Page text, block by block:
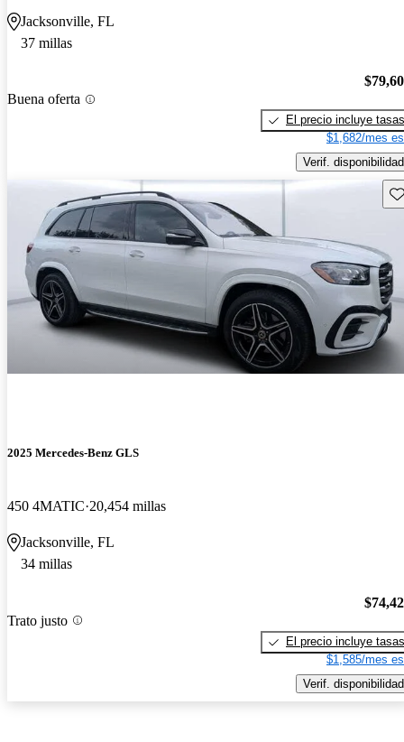
Jacksonville, FL
37 millas
Buena oferta
El precio incluye tasas
$1,682/mes
Verif. disponibilidad
2025 Mercedes-Benz GLS
450 4MATIC 20,454 millas
Jacksonville, FL
34 millas
Trato justo
El precio incluye tasas
$1,585/mes
Verif. disponibilidad